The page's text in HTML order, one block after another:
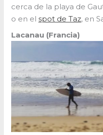
cerca de la playa de
o en elspot de Taz, en
Lacanau (Francia)